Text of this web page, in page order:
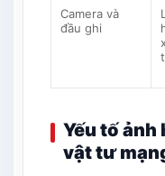
Camera và
đầu ghi
Yếu tố
vật tư